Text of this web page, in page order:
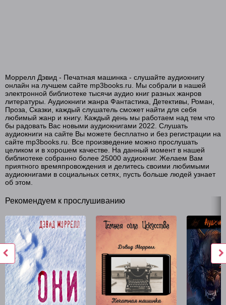
Моррелл Дэвид - Печатная машинка - слушайте аудиокнигу
онлайн на лучшем сайте mp3books.ru. Мы собрали в нашей
электронной библиотеке тысячи аудио книг разных жанров
литературы. Аудиокниги жанра Фантастика, Детективы, Роман,
Проза, Сказки, каждый слушатель сможет найти для себя
любимый жанр и книгу. Каждый день мы работаем над тем что
бы радовать Вас новыми аудиокнигами 2022. Слушать
аудиокниги на сайте Вы можете бесплатно и без регистрации на
сайте mp3books.ru. Все произведение можно прослушать
целиком и в хорошем качестве. На данный момент в нашей
библиотеке собранно более 25000 аудиокниг. Желаем Вам
приятного времяпровождения и делитесь своими любимыми
аудиокнигами в социальных сетях, пусть больше людей узнает
об этом.
Рекомендуем к прослушиванию